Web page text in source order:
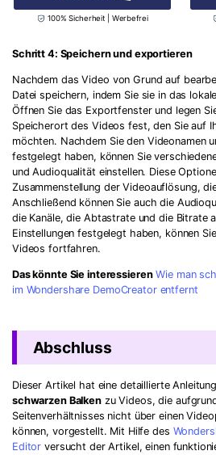
100% Sicherheit | Werbefrei
Schritt 4: Speichern und exportieren
Nachdem das Video von Grund auf
Datei speichern, indem Sie sie in das
Öffnen Sie das Exportfenster und legen
Speicherort des Videos fest, den Sie auf
möchten. Nachdem Sie den Videonamen
festgelegt haben, können Sie
und Audioqualität einstellen. Diese
Zusammenstellung der Videoauflösung,
Anschließend können Sie auch die
die Kanäle, die Abtastrate und die Bitrate
Einstellungen festgelegt haben, können
Videos fortfahren.
Das könnte Sie interessieren Wie man
im Wondershare DemoCreator entfernt
Abschluss
Dieser Artikel hat eine detaillierte
schwarzen Balkenzu Videos, die
Seitenverhältnisses nicht über einen
können, vorgestellt. Mit Hilfe des
Editor versucht der Artikel, einen